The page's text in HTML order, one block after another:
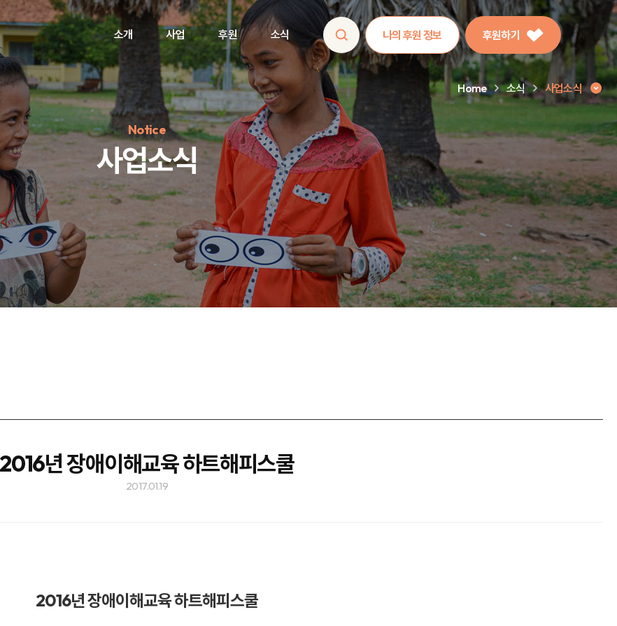
소개 사업 후원 소식 나의 후원 정보 후원하기
원 #하트플레이스#캠페인#팬덤후원
Home 소식 사업소식
Notice
사업소식
2016년 장애이해교육 하트해피스쿨
2017.01.19
2016년 장애이해교육 하트해피스쿨